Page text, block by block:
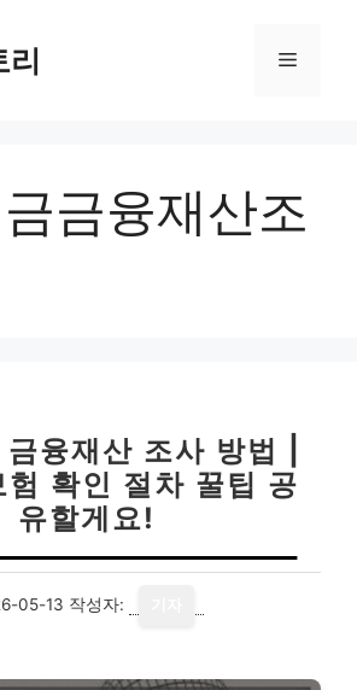
리 메
금융재산조
융재산 조사 방법 |
험 확인 절차 꿀팁 공
유할게요!
05-13 작성자: